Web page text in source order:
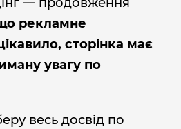
рекламне
сторінка має
увагу по
весь досвід по